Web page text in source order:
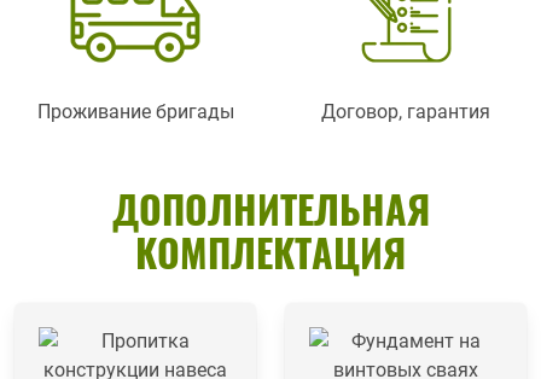
Проживание бригады Договор, гарантия
ДОПОЛНИТЕЛЬНАЯ
КОМПЛЕКТАЦИЯ